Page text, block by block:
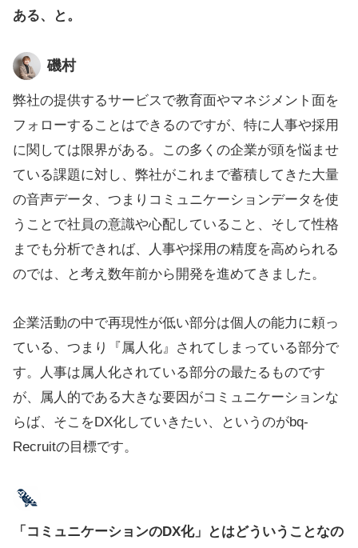
ある、と。
磯村
弊社の提供するサービスで教育面やマネジメント面を
フォローすることはできるのですが、特に人事や採用
に関しては限界がある。この多くの企業が頭を悩ませ
ている課題に対し、弊社がこれまで蓄積してきた大量
の音声データ、つまりコミュニケーションデータを使
うことで社員の意識や心配していること、そして性格
までも分析できれば、人事や採用の精度を高められる
のでは、と考え数年前から開発を進めてきました。
企業活動の中で再現性が低い部分は個人の能力に頼っ
ている、つまり『属人化』されてしまっている部分で
す。人事は属人化されている部分の最たるものです
が、属人的である大きな要因がコミュニケーションな
らば、そこをDX化していきたい、というのがbq-
Recruitの目標です。
「コミュニケーションのDX化」とはどういうことなの